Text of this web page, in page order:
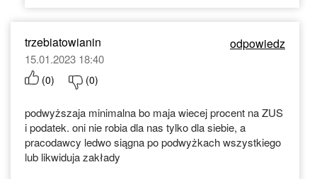
trzebiatowianin odpowiedz
15.01.2023 18:40
(0) (0)
podwyższaja minimalna bo maja wiecej procent na ZUS
i podatek. oni nie robia dla nas tylko dla siebie, a
pracodawcy ledwo siągna po podwyżkach wszystkiego
lub likwiduja zakłady